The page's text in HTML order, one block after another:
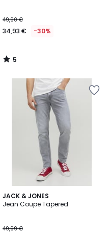
49,90 €
34,93 € -30%
5
/
JACK & JONES
Jean Coupe Tapered
49,99 €
1
/